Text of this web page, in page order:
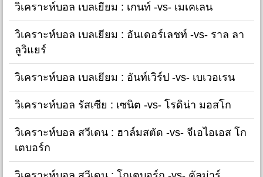
วิเคราะห์บอล เบลเยียม : เกนท์ -vs- เมเคเลน
วิเคราะห์บอล เบลเยียม : อันเดอร์เลชท์ -vs- ราล ลา
ลูวิแยร์
วิเคราะห์บอล เบลเยียม : อันท์เวิร์ป -vs- เบเวอเรน
วิเคราะห์บอล รัสเซีย : เซนิต -vs- โรดิน่า มอสโก
วิเคราะห์บอล สวีเดน : ฮาล์มสตัด -vs- จีเอไอเอส โก
เตบอร์ก